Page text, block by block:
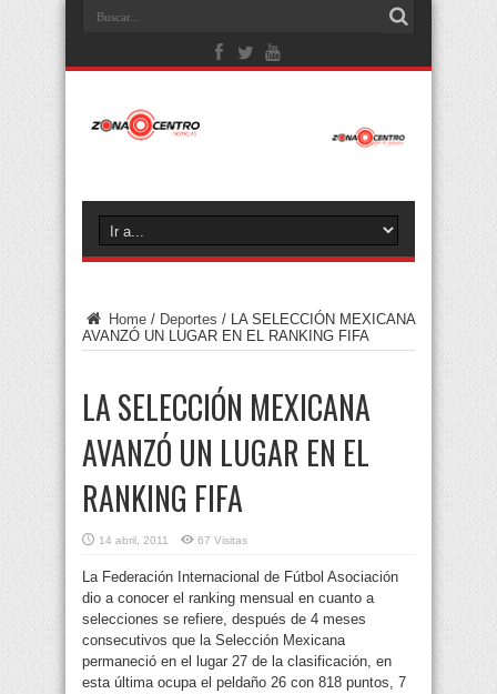
Home / Deportes / LA SELECCIÓN MEXICANA
AVANZÓ UN LUGAR EN EL RANKING FIFA
LA SELECCIÓN MEXICANA
AVANZÓ UN LUGAR EN EL
RANKING FIFA
14 abril, 2011 67 Visitas
La Federación Internacional de Fútbol Asociación
dio a conocer el ranking mensual en cuanto a
selecciones se refiere, después de 4 meses
consecutivos que la Selección Mexicana
permaneció en el lugar 27 de la clasificación, en
esta última ocupa el peldaño 26 con 818 puntos, 7